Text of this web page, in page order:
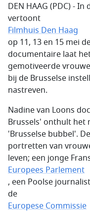
DEN HAAG (PDC) -
vertoont
Filmhuis Den Haag
op 11, 13 en 15 mei
documentaire laat
gemotiveerde
bij de Brusselse
nastreven.
Nadine van Loons
Brussels' onthult het
'Brusselse bubbel'.
portretten van
leven; een jonge
Europees Parlement
, een Poolse
de
Europese Commissie